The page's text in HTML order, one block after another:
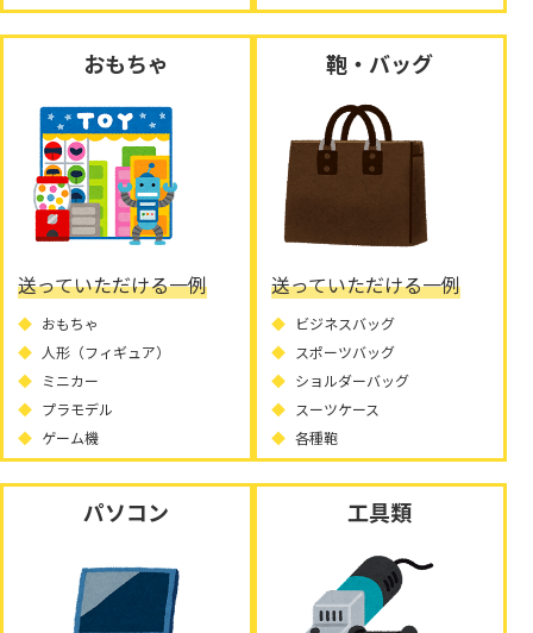
おもちゃ
送っていただける一例
おもちゃ
人形（フィギュア）
ミニカー
プラモデル
ゲーム機
鞄・バッグ
送っていただける一例
ビジネスバッグ
スポーツバッグ
ショルダーバッグ
スーツケース
各種鞄
パソコン 工具類